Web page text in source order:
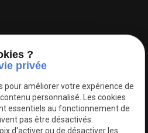
est désactivé. Autoriser
?
privée
pour améliorer votre expérience de
personnalisé. Les cookies
essentiels au fonctionnement de
pas être désactivés.
d'activer ou de désactiver les